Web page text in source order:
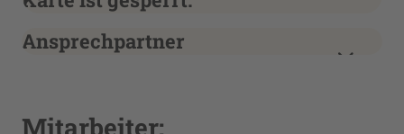
Ansprechpartner